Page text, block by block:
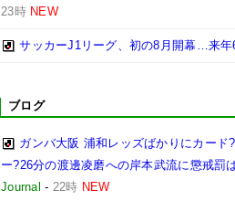
23時 NEW
サッカーJ1リーグ、初の8月開幕…来
ブログ
ガンバ大阪 浦和レッズばかりにカー
ー?26分の渡邊凌磨への岸本武流に懲戒罰
Journal - 22時 NEW